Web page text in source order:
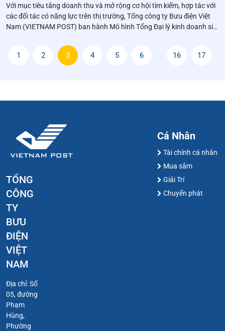
Với mục tiêu tăng doanh thu và mở rộng cơ hội tìm kiếm, hợp tác với
các đối tác có năng lực trên thị trường, Tổng công ty Bưu điện Việt
Nam (VIETNAM POST) ban hành Mô hình Tổng Đại lý kinh doanh sim
1 2 3 4 5 6 ... 16 17
TỔNG
CÔNG
TY
BƯU
ĐIỆN
VIỆT
NAM
Địa chỉ: Số
05, đường
Phạm
Hùng,
Phường
Cá Nhân
Tài chính cá nhân
Mua sắm
Giải Trí
Chuyển phát